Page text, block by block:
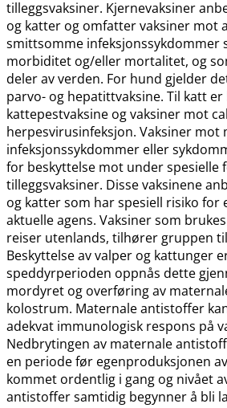
tilleggsvaksiner. Kjernevaksiner
og katter og omfatter vaksiner mot
smittsomme infeksjonssykdommer
morbiditet og​/​eller mortalitet, og
deler av verden. For hund gjelder
parvo- og hepatittvaksine. Til katt
kattepestvaksine og vaksiner mot
herpesvirusinfeksjon. Vaksiner mot
infeksjonssykdommer eller
for beskyttelse mot under spesielle
tilleggsvaksiner. Disse vaksinene
og katter som har spesiell risiko for
aktuelle agens. Vaksiner som
reiser utenlands, tilhører gruppen
Beskyttelse av valper og kattunger
speddyrperioden oppnås dette
mordyret og overføring av
kolostrum. Maternale antistoffer
adekvat immunologisk respons på
Nedbrytingen av maternale
en periode før egenproduksjonen
kommet ordentlig i gang og nivået
antistoffer samtidig begynner å bli